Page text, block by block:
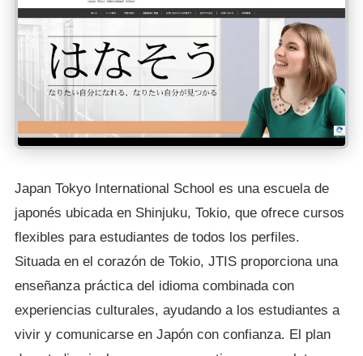
Japan Tokyo International School es una escuela de
japonés ubicada en Shinjuku, Tokio, que ofrece cursos
flexibles para estudiantes de todos los perfiles.
Situada en el corazón de Tokio, JTIS proporciona una
enseñanza práctica del idioma combinada con
experiencias culturales, ayudando a los estudiantes a
vivir y comunicarse en Japón con confianza. El plan